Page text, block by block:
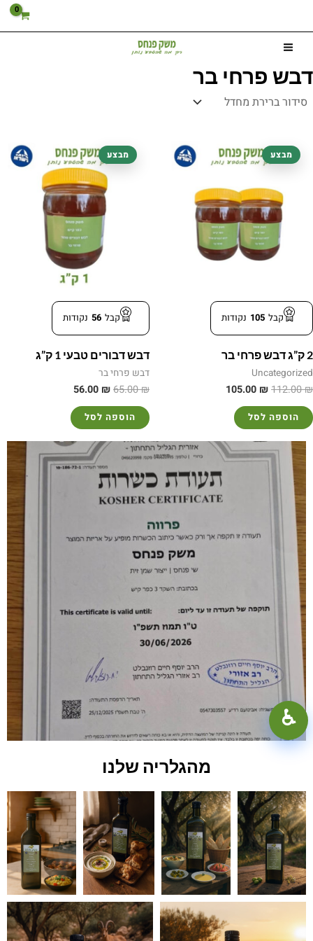
לתוכן
דבש פרחי בר
קבל 105 נקודות
מבצע
2 ק”ג דבש פרחי בר
Uncategorized
112.00₪
המחיר
המקורי
היה:
105.00 ₪
הנוכחי
הוא:
הוספה לסל
קבל 56 נקודות
מבצע
דבש דבורים טבעי 1 ק”ג
דבש פרחי בר
65.00₪
המחיר
המקורי
היה:
65.00 ₪.
56.00 ₪
הנוכחי
הוא:
56.00 ₪.
הוספה לסל
מהגלריה שלנו
−
+
קו תחתון לקישורים
פונט קריא
הפחתת תנועה
איפוס סגור
♿︎